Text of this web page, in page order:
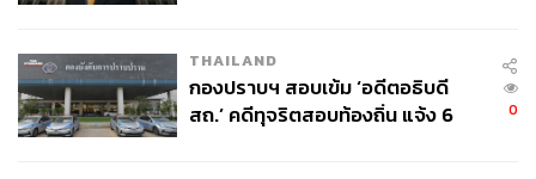
THAILAND
กองปราบฯ สอบเข้ม ‘อดีตอธิบดี
สถ.’ คดีทุจริตสอบท้องถิ่น แจ้ง 6
0